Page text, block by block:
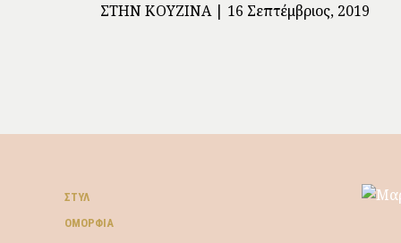
ΣΤΗΝ ΚΟΥΖΊΝΑ 16 Σεπτέμβριος, 2019
ΣΤΥΛ
ΟΜΟΡΦΙΆ